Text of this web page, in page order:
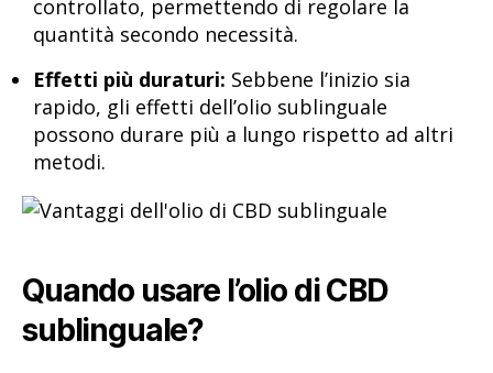
controllato, permettendo di regolare la
quantità secondo necessità.
Effetti più duraturi: Sebbene l’inizio sia
rapido, gli effetti dell’olio sublinguale
possono durare più a lungo rispetto ad altri
metodi.
Quando usare l’olio di CBD
sublinguale?